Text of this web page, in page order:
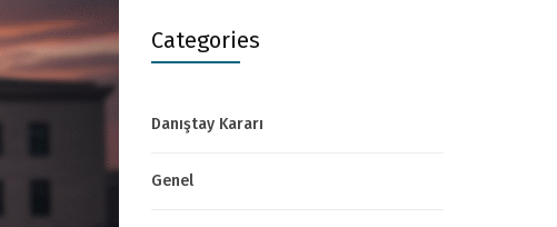
Categories
Danıştay Kararı
Genel